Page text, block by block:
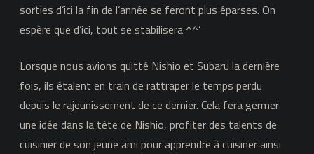
sorties d’ici la fin de l’année se feront plus éparses. On
espère que d’ici, tout se stabilisera ^^’
Lorsque nous avions quitté Nishio et Subaru la dernière
fois, ils étaient en train de rattraper le temps perdu
depuis le rajeunissement de ce dernier. Cela fera germer
une idée dans la tête de Nishio, profiter des talents de
cuisinier de son jeune ami pour apprendre à cuisiner ainsi